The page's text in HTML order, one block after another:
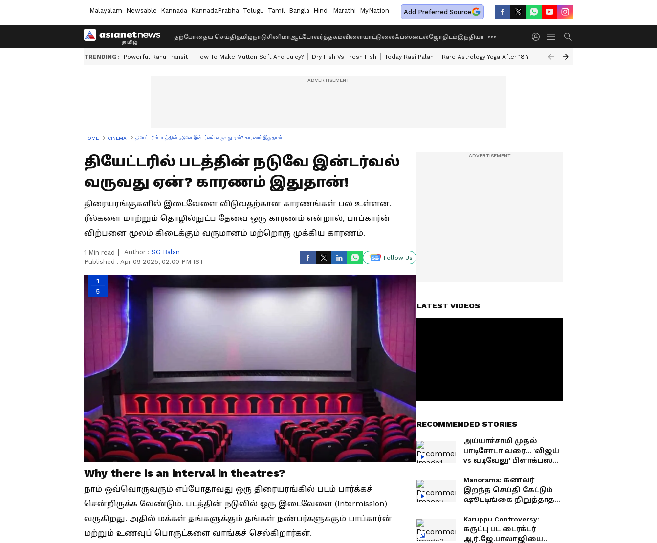
Malayalam Newsable Kannada KannadaPrabha Telugu Tamil Bangla Hindi Marathi MyNation Add Preferred Source
தற்போதைய செய்திதமிழ்நாடுசினிமாஆட்டோவர்த்தகம்விளையாட்டுலைஃப்ஸ்டைல்ஜோதிடம்இந்தியா
TRENDING : Powerful Rahu Transit How To Make Mutton Soft And Juicy? Dry Fish Vs Fresh Fish Today Rasi Palan Rare Astrology Yoga After 18 Years Dwi Pushkar Yoga 2026
HOME CINEMA தியேட்டரில் படத்தின் நடுவே இன்டர்வல் வருவது ஏன்? காரணம் இதுதான்!
தியேட்டரில் படத்தின் நடுவே இன்டர்வல்
வருவது ஏன்? காரணம் இதுதான்!
திரையரங்குகளில் இடைவேளை விடுவதற்கான காரணங்கள் பல உள்ளன.
ரீல்களை மாற்றும் தொழில்நுட்ப தேவை ஒரு காரணம் என்றால், பாப்கார்ன்
விற்பனை மூலம் கிடைக்கும் வருமானம் மற்றொரு முக்கிய காரணம்.
1 Min read Author : SG Balan
Published : Apr 09 2025, 02:00 PM IST
Follow Us
1
5
Why there is an interval in theatres?
நாம் ஒவ்வொருவரும் எப்போதாவது ஒரு திரையரங்கில் படம் பார்க்கச்
சென்றிருக்க வேண்டும். படத்தின் நடுவில் ஒரு இடைவேளை (Intermission)
வருகிறது. அதில் மக்கள் தங்களுக்கும் தங்கள் நண்பர்களுக்கும் பாப்கார்ன்
மற்றும் உணவுப் பொருட்களை வாங்கச் செல்கிறார்கள்.
LATEST VIDEOS
RECOMMENDED STORIES
அய்யாச்சாமி முதல்
பாடிசோடா வரை... 'விஜய்
vs வடிவேலு' பிளாக்பஸ்டர்
ஒரு பார்வை !
Manorama: கணவர்
இறந்த செய்தி கேட்டும்
ஷூட்டிங்கை நிறுத்தாத
பகிர்ந்த ஷாக் சம்பவம்!
Karuppu Controversy:
கருப்பு பட டைரக்டர்
ஆர்.ஜே.பாலாஜியை